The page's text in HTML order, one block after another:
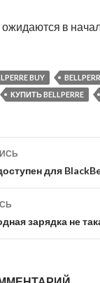
в
BUY
КУПИТЬ BELLPERRE
для
зарядка не